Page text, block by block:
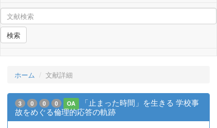
検索
ホーム 文献詳細
3 0 0 0 OA
「止まった時間」を生きる 学校事
故をめぐる倫理的応答の軌跡